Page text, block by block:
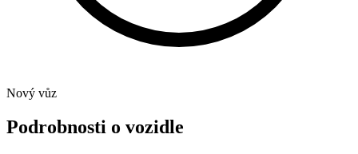
Nový vůz
Podrobnosti o vozidle